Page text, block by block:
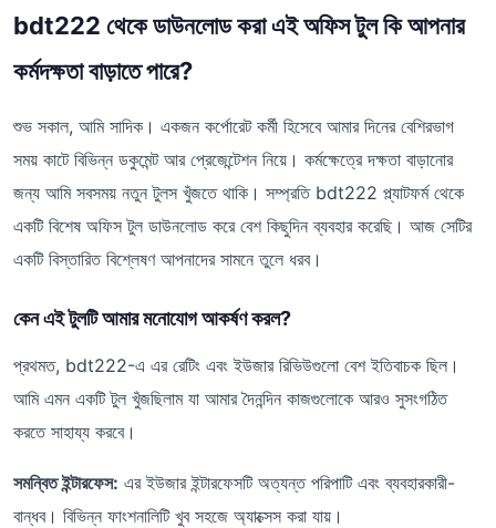
bdt222 থেকে ডাউনলোড করা এই অফিস টুল কি আপনার
কর্মদক্ষতা বাড়াতে পারে?
শুভ সকাল, আমি সাদিক। একজন কর্পোরেট কর্মী হিসেবে আমার দিনের বেশিরভাগ
সময় কাটে বিভিন্ন ডকুমেন্ট আর প্রেজেন্টেশন নিয়ে। কর্মক্ষেত্রে দক্ষতা বাড়ানোর
জন্য আমি সবসময় নতুন টুলস খুঁজতে থাকি। সম্প্রতি bdt222 প্ল্যাটফর্ম থেকে
একটি বিশেষ অফিস টুল ডাউনলোড করে বেশ কিছুদিন ব্যবহার করেছি। আজ সেটির
একটি বিস্তারিত বিশ্লেষণ আপনাদের সামনে তুলে ধরব।
কেন এই টুলটি আমার মনোযোগ আকর্ষণ করল?
প্রথমত, bdt222-এ এর রেটিং এবং ইউজার রিভিউগুলো বেশ ইতিবাচক ছিল।
আমি এমন একটি টুল খুঁজছিলাম যা আমার দৈনন্দিন কাজগুলোকে আরও সুসংগঠিত
করতে সাহায্য করবে।
সমন্বিত ইন্টারফেস: এর ইউজার ইন্টারফেসটি অত্যন্ত পরিপাটি এবং ব্যবহারকারী-
বান্ধব। বিভিন্ন ফাংশনালিটি খুব সহজে অ্যাক্সেস করা যায়।